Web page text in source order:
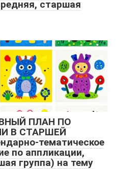
старшая
ПЛАН ПО
В СТАРШЕЙ
тематическое
по аппликации,
группа) на тему